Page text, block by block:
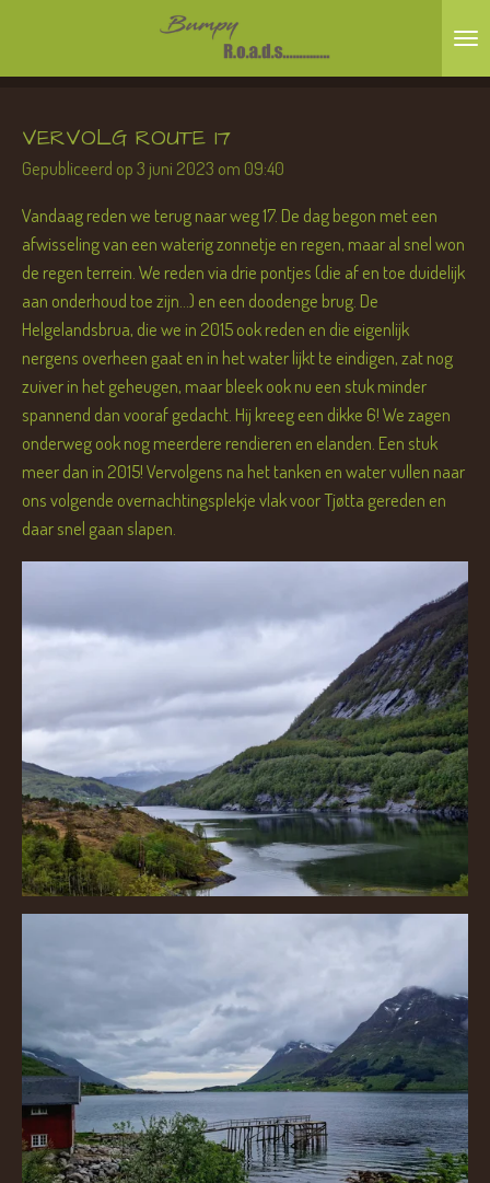
naar
hoofdinhoud
VERVOLG ROUTE 17
Gepubliceerd op 3 juni 2023 om 09:40
Vandaag reden we terug naar weg 17. De dag begon met een
afwisseling van een waterig zonnetje en regen, maar al snel won
de regen terrein. We reden via drie pontjes (die af en toe duidelijk
aan onderhoud toe zijn...) en een doodenge brug. De
Helgelandsbrua, die we in 2015 ook reden en die eigenlijk
nergens overheen gaat en in het water lijkt te eindigen, zat nog
zuiver in het geheugen, maar bleek ook nu een stuk minder
spannend dan vooraf gedacht. Hij kreeg een dikke 6! We zagen
onderweg ook nog meerdere rendieren en elanden. Een stuk
meer dan in 2015! Vervolgens na het tanken en water vullen naar
ons volgende overnachtingsplekje vlak voor Tjøtta gereden en
daar snel gaan slapen.